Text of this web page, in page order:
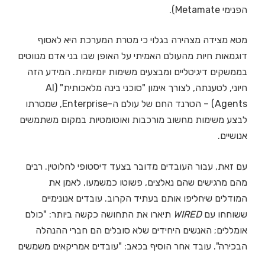
הפנימי Metamate).
מטא מצידה מצהירה בגלוי כי מטרת המערכת היא לאסוף
דוגמאות חיות מהעולם האמיתי על האופן שבו בני אדם מנווטים
בממשקים דיגיטליים ומבצעים משימות יומיומיות. המידע הזה
חיוני, לטענתה, לצורך אימון "סוכני בינה מלאכותית" (AI
Agents) – הטרנד החם של עולם ה-Enterprise, שמטרתו
לבצע משימות מחשוב מורכבות ואוטומטיות במקום משתמשים
אנושיים.
עם זאת, עבור העובדים מדובר בצעד דיסטופי לחלוטין. רבים
מהם מרגישים שהם נאלצים, פשוטו כמשמעו, לאמן את
המודלים שיחליפו אותם בעתיד הקרוב. עובדים אנונימיים
ששוחחו עםWIRED תיארו את התחושה כקשה ביותר: "כולם
אומללים; האנשים היחידים שלא סובלים הם חברי ההנהלה
הבכירה". עובד אחר הוסיף בכאב: "עובדים אמריקאים משמשים